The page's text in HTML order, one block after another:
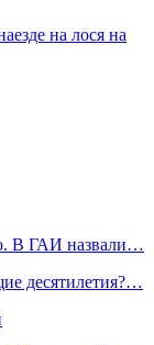
на лося на
В ГАИ назвали…
десятилетия?…